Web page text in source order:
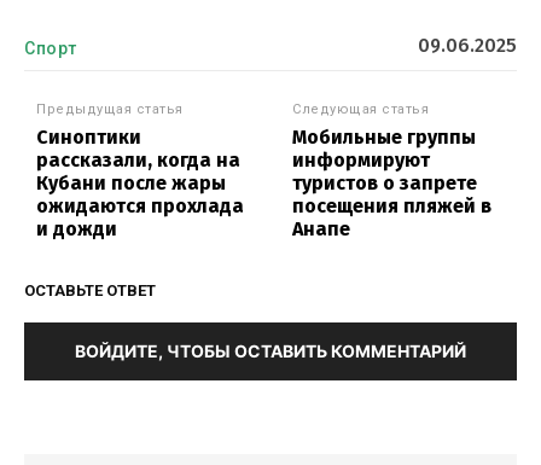
Спорт 09.06.2025
Предыдущая статья
Синоптики
рассказали, когда на
Кубани после жары
ожидаются прохлада
и дожди
Следующая статья
Мобильные группы
информируют
туристов о запрете
посещения пляжей в
Анапе
ОСТАВЬТЕ ОТВЕТ
ВОЙДИТЕ, ЧТОБЫ ОСТАВИТЬ КОММЕНТАРИЙ